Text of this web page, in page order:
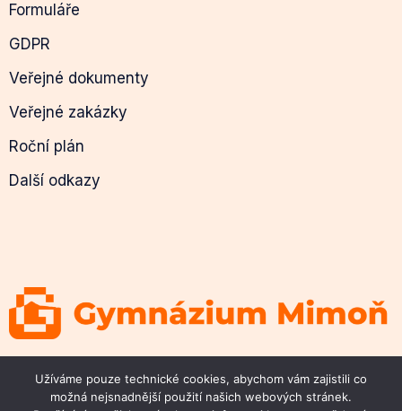
Formuláře
GDPR
Veřejné dokumenty
Veřejné zakázky
Roční plán
Další odkazy
© 2026 Gymnázium Mimoň
Užíváme pouze technické cookies, abychom vám zajistili co
možná nejsnadnější použití našich webových stránek.